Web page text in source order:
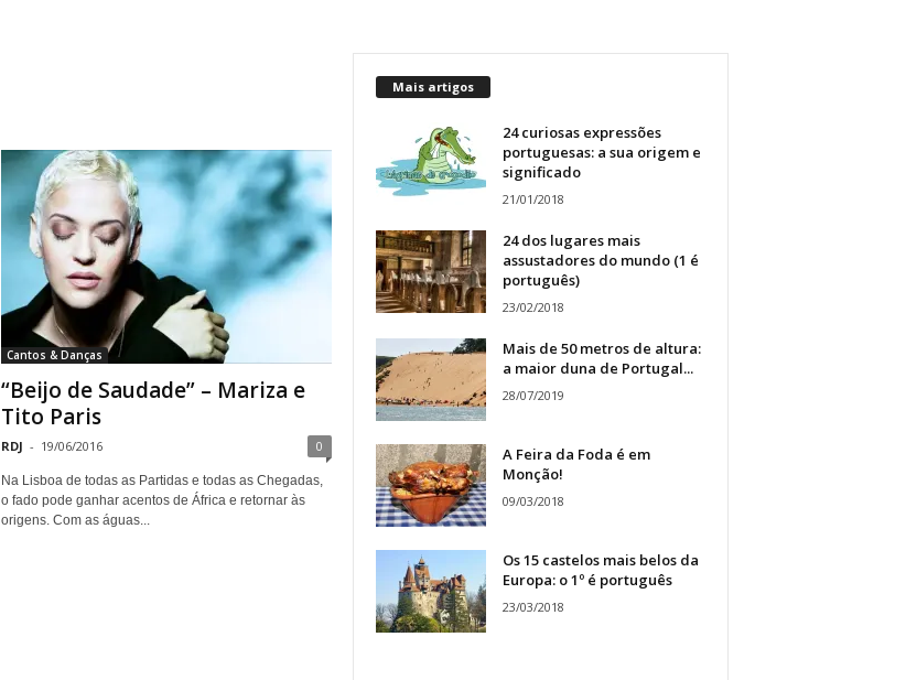
Cantos & Danças
“Beijo de Saudade” – Mariza e
Tito Paris
RDJ - 19/06/2016 0
Na Lisboa de todas as Partidas e todas as Chegadas,
o fado pode ganhar acentos de África e retornar às
origens. Com as águas...
Mais artigos
24 curiosas expressões
portuguesas: a sua origem e
significado
21/01/2018
24 dos lugares mais
assustadores do mundo (1 é
português)
23/02/2018
Mais de 50 metros de altura:
a maior duna de Portugal...
28/07/2019
A Feira da Foda é em
Monção!
09/03/2018
Os 15 castelos mais belos da
Europa: o 1º é português
23/03/2018